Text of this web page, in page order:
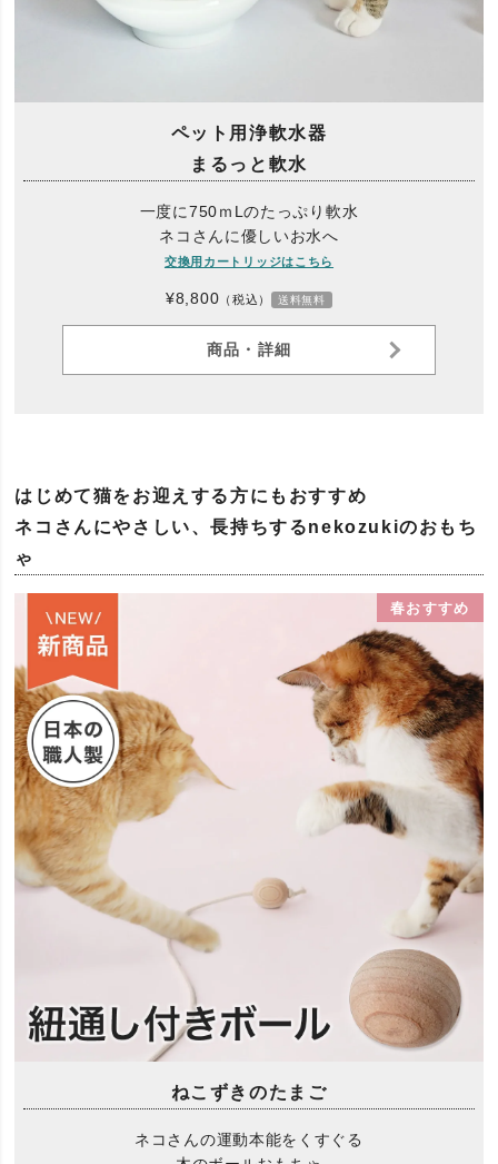
ペット用浄軟水器
まるっと軟水
一度に750ｍLのたっぷり軟水
ネコさんに優しいお水へ
交換用カートリッジはこちら
¥8,800 （税込） 送料無料
商品・詳細
はじめて猫をお迎えする方にもおすすめ
ネコさんにやさしい、長持ちするnekozukiのおもち
ゃ
春おすすめ
ねこずきのたまご
ネコさんの運動本能をくすぐる